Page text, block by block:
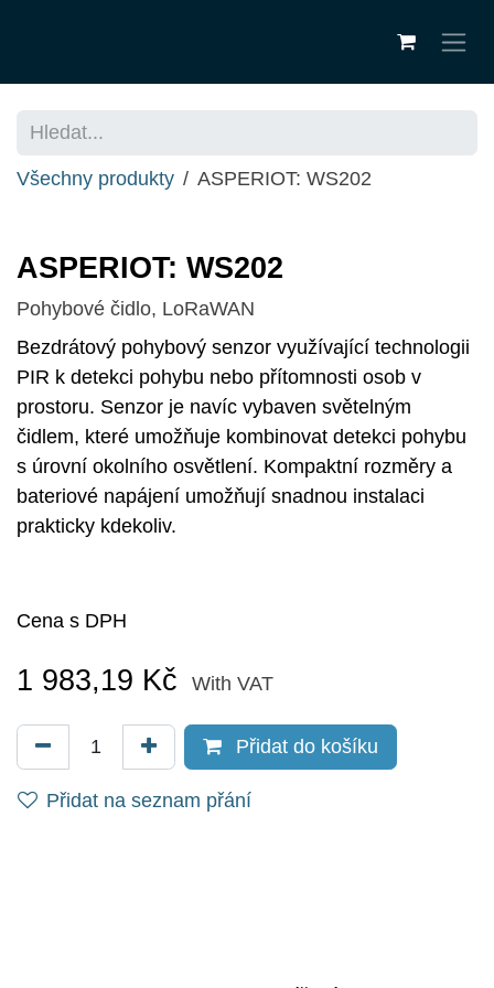
Všechny produkty ASPERIOT: WS202
ASPERIOT: WS202
Pohybové čidlo, LoRaWAN
Bezdrátový pohybový senzor využívající technologii
PIR k detekci pohybu nebo přítomnosti osob v
prostoru. Senzor je navíc vybaven světelným
čidlem, které umožňuje kombinovat detekci pohybu
s úrovní okolního osvětlení. Kompaktní rozměry a
bateriové napájení umožňují snadnou instalaci
prakticky kdekoliv.
Cena s DPH
1 983,19 Kč With VAT
Přidat do košíku
Přidat na seznam přání